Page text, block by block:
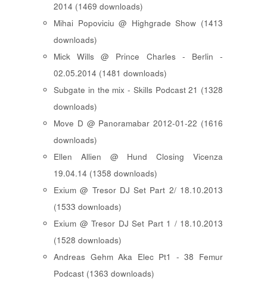
2014 (1469 downloads)
Mihai Popoviciu @ Highgrade Show (1413
downloads)
Mick Wills @ Prince Charles - Berlin -
02.05.2014 (1481 downloads)
Subgate in the mix - Skills Podcast 21 (1328
downloads)
Move D @ Panoramabar 2012-01-22 (1616
downloads)
Ellen Allien @ Hund Closing Vicenza
19.04.14 (1358 downloads)
Exium @ Tresor DJ Set Part 2/ 18.10.2013
(1533 downloads)
Exium @ Tresor DJ Set Part 1 / 18.10.2013
(1528 downloads)
Andreas Gehm Aka Elec Pt1 - 38 Femur
Podcast (1363 downloads)